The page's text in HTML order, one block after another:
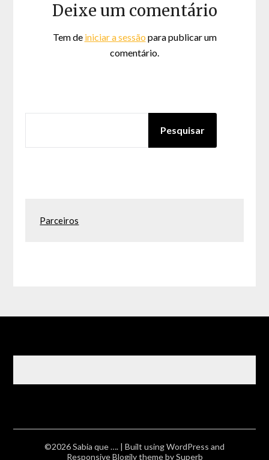
Deixe um comentário
Tem de iniciar a sessão para publicar um
comentário.
Pesquisar
Parceiros
©2026 Sabia que …. | Built using WordPress and
Responsive Blogilytheme by Superb